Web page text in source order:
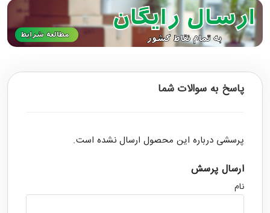
پاسخ به سوالات شما
پرسشی درباره این محصول ارسال نشده است.
ارسال پرسش
نام